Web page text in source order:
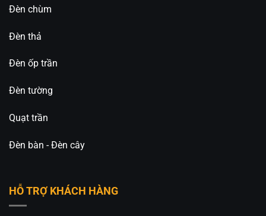
Đèn chùm
Đèn thả
Đèn ốp trần
Đèn tường
Quạt trần
Đèn bàn - Đèn cây
HỖ TRỢ KHÁCH HÀNG